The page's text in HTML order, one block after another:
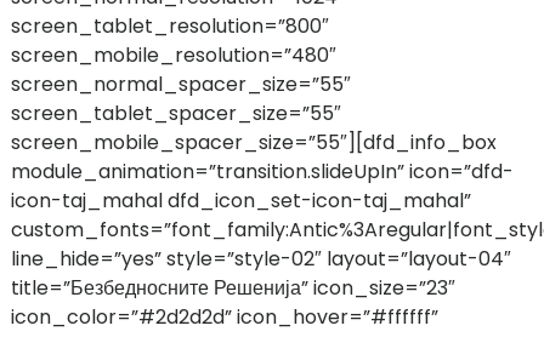
screen_tablet_resolution=”800″
screen_mobile_resolution=”480″
screen_normal_spacer_size=”55″
screen_tablet_spacer_size=”55″
screen_mobile_spacer_size=”55″][dfd_info_box
module_animation=”transition.slideUpIn” icon=”dfd-
icon-taj_mahal dfd_icon_set-icon-taj_mahal”
line_hide=”yes” style=”style-02″ layout=”layout-04″
title=”Безбедносните Решенија” icon_size=”23″
icon_color=”#2d2d2d” icon_hover=”#ffffff”